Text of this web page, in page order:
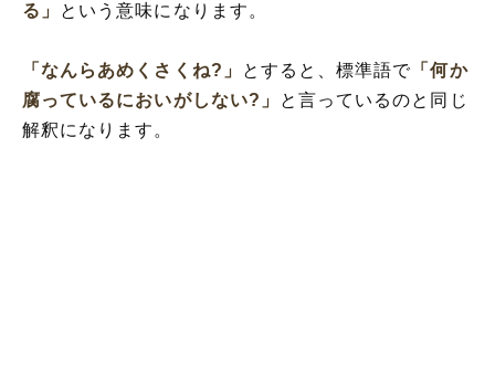
る」
という意味になります。
「なんらあめくさくね?」 とすると、標準語で 「何か
腐っているにおいがしない?」
と言っているのと同じ
解釈になります。